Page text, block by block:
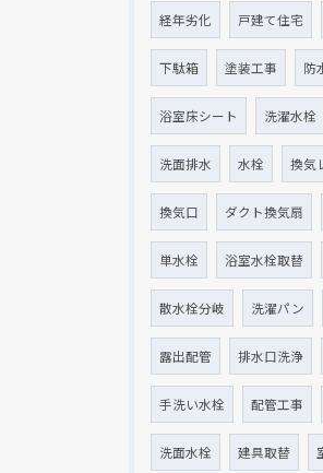
経年劣化 戸建て住宅
下駄箱 塗装工事 防
浴室床シート 洗濯水栓
洗面排水 水栓 換気
換気口 ダクト換気扇
単水栓 浴室水栓取替
散水栓分岐 洗濯パン
露出配管 排水口洗浄
手洗い水栓 配管工事
洗面水栓 建具取替